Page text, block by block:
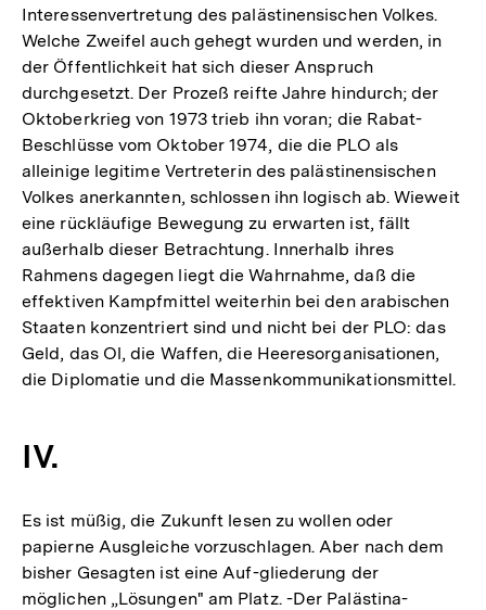
Interessenvertretung des palästinensischen Volkes.
Welche Zweifel auch gehegt wurden und werden, in
der Öffentlichkeit hat sich dieser Anspruch
durchgesetzt. Der Prozeß reifte Jahre hindurch; der
Oktoberkrieg von 1973 trieb ihn voran; die Rabat-
Beschlüsse vom Oktober 1974, die die PLO als
alleinige legitime Vertreterin des palästinensischen
Volkes anerkannten, schlossen ihn logisch ab. Wieweit
eine rückläufige Bewegung zu erwarten ist, fällt
außerhalb dieser Betrachtung. Innerhalb ihres
Rahmens dagegen liegt die Wahrnahme, daß die
effektiven Kampfmittel weiterhin bei den arabischen
Staaten konzentriert sind und nicht bei der PLO: das
Geld, das Ol, die Waffen, die Heeresorganisationen,
die Diplomatie und die Massenkommunikationsmittel.
IV.
Es ist müßig, die Zukunft lesen zu wollen oder
papierne Ausgleiche vorzuschlagen. Aber nach dem
bisher Gesagten ist eine Auf-gliederung der
möglichen „Lösungen" am Platz. -Der Palästina-